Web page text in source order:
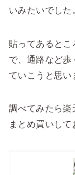
いみたいでした
貼ってあると
で、通路など歩
ていこうと思い
調べてみたら楽
まとめ買いして